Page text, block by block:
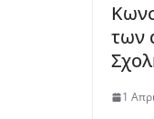
των
1